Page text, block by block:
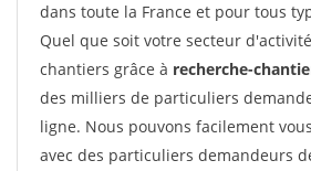
dans toute la France et pour tous
Quel que soit votre secteur
chantiers grâce à recherche-
des milliers de particuliers
ligne. Nous pouvons facilement
avec des particuliers demandeurs